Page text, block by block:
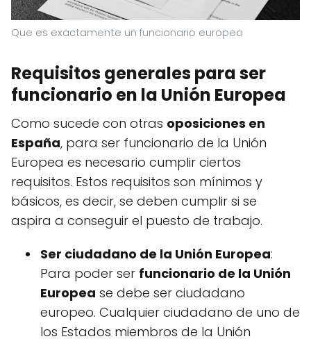
Que es exactamente un funcionario europeo
Requisitos generales para ser
funcionario en la Unión Europea
Como sucede con otras oposiciones en
España, para ser funcionario de la Unión
Europea es necesario cumplir ciertos
requisitos. Estos requisitos son mínimos y
básicos, es decir, se deben cumplir si se
aspira a conseguir el puesto de trabajo.
Ser ciudadano de la Unión Europea:
Para poder ser funcionario de la Unión
Europea se debe ser ciudadano
europeo. Cualquier ciudadano de uno de
los Estados miembros de la Unión